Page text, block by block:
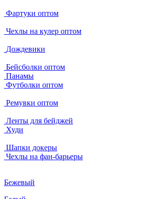
Фартуки оптом
Чехлы на кулер оптом
Дождевики
Бейсболки оптом
Панамы
Футболки оптом
Ремувки оптом
Ленты для бейджей
Худи
Шапки докеры
Чехлы на фан-барьеры
Бежевый